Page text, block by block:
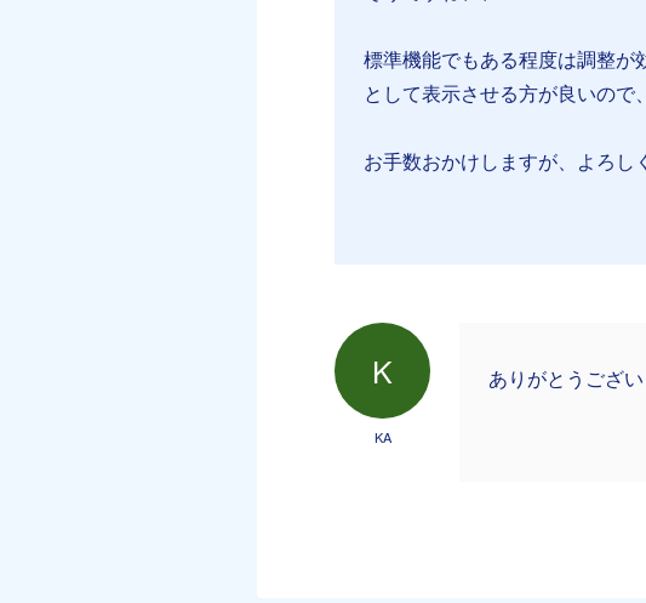
標準機能でもある程度は調整が
として表示させる方が良いので
お手数おかけしますが、よろし
K
KA
ありがとうござ